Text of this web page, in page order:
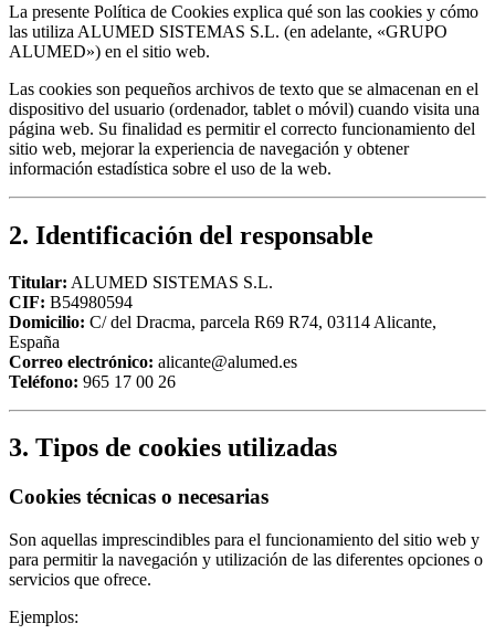
La presente Política de Cookies explica qué son las cookies y cómo
las utiliza ALUMED SISTEMAS S.L. (en adelante, «GRUPO
ALUMED») en el sitio web.
Las cookies son pequeños archivos de texto que se almacenan en el
dispositivo del usuario (ordenador, tablet o móvil) cuando visita una
página web. Su finalidad es permitir el correcto funcionamiento del
sitio web, mejorar la experiencia de navegación y obtener
información estadística sobre el uso de la web.
2. Identificación del responsable
Titular: ALUMED SISTEMAS S.L.
CIF: B54980594
Domicilio: C/ del Dracma, parcela R69 R74, 03114 Alicante,
España
Correo electrónico: alicante@alumed.es
Teléfono: 965 17 00 26
3. Tipos de cookies utilizadas
Cookies técnicas o necesarias
Son aquellas imprescindibles para el funcionamiento del sitio web y
para permitir la navegación y utilización de las diferentes opciones o
servicios que ofrece.
Ejemplos: